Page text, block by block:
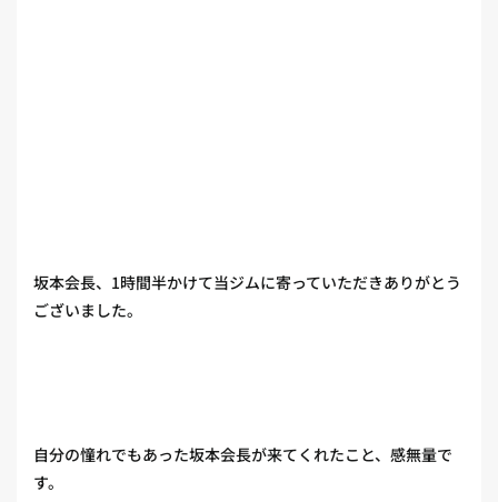
坂本会長、1時間半かけて当ジムに寄っていただきありがとう
ございました。
自分の憧れでもあった坂本会長が来てくれたこと、感無量で
す。